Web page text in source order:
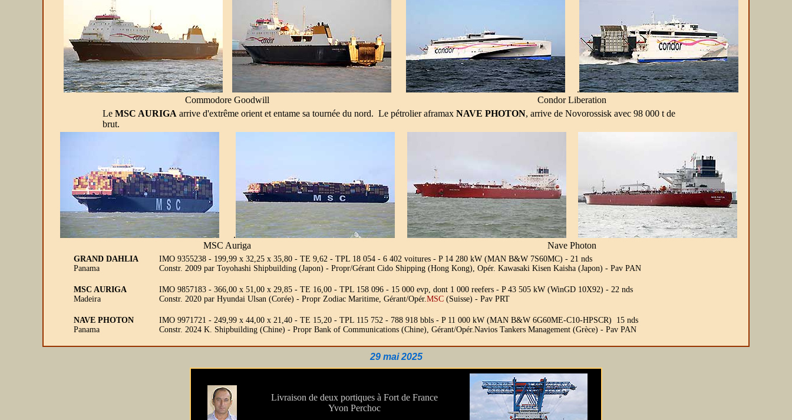
Commodore Goodwill
.
Condor Liberation
Le MSC AURIGA arrive d'extrême orient et entame sa tournée du nord. Le pétrolier aframax NAVE PHOTON, arrive de Novorossisk avec 98 000 t de
brut.
.
MSC Auriga
Nave Photon
GRAND DAHLIA
Panama
IMO 9355238 - 199,99 x 32,25 x 35,80 - TE 9,62 - TPL 18 054 - 6 402 voitures - P 14 280 kW (MAN B&W 7S60MC) - 21 nds
Constr. 2009 par Toyohashi Shipbuilding (Japon) - Propr/Gérant Cido Shipping (Hong Kong), Opér. Kawasaki Kisen Kaisha (Japon) - Pav PAN
MSC AURIGA
Madeira
IMO 9857183 - 366,00 x 51,00 x 29,85 - TE 16,00 - TPL 158 096 - 15 000 evp, dont 1 000 reefers - P 43 505 kW (WinGD 10X92) - 22 nds
Constr. 2020 par Hyundai Ulsan (Corée) - Propr Zodiac Maritime, Gérant/Opér.MSC (Suisse) - Pav PRT
NAVE PHOTON
Panama
IMO 9971721 - 249,99 x 44,00 x 21,40 - TE 15,20 - TPL 115 752 - 788 918 bbls - P 11 000 kW (MAN B&W 6G60ME-C10-HPSCR) 15 nds
Constr. 2024 K. Shipbuilding (Chine) - Propr Bank of Communications (Chine), Gérant/Opér.Navios Tankers Management (Grèce) - Pav PAN
29 mai 2025
Livraison de deux portiques à Fort de France
Yvon Perchoc